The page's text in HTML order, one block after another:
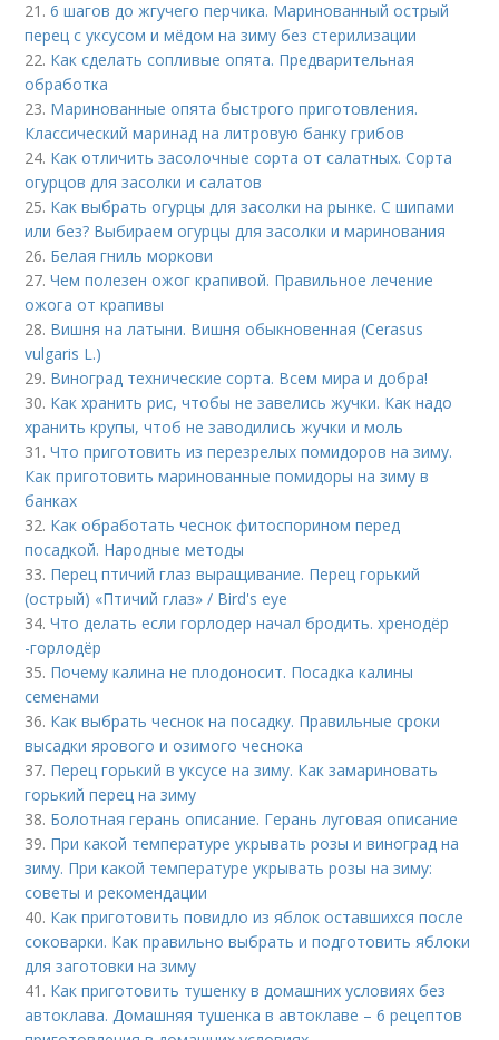
21.6 шагов до жгучего перчика. Маринованный острый
перец с уксусом и мёдом на зиму без стерилизации
22. Как сделать сопливые опята. Предварительная
обработка
23. Маринованные опята быстрого приготовления.
Классический маринад на литровую банку грибов
24. Как отличить засолочные сорта от салатных. Сорта
огурцов для засолки и салатов
25. Как выбрать огурцы для засолки на рынке. С шипами
или без? Выбираем огурцы для засолки и маринования
26. Белая гниль моркови
27.Чем полезен ожог крапивой. Правильное лечение
ожога от крапивы
28. Вишня на латыни. Вишня обыкновенная (Cerasus
vulgaris L.)
29. Виноград технические сорта. Всем мира и добра!
30. Как хранить рис, чтобы не завелись жучки. Как надо
хранить крупы, чтоб не заводились жучки и моль
31.Что приготовить из перезрелых помидоров на зиму.
Как приготовить маринованные помидоры на зиму в
банках
32. Как обработать чеснок фитоспорином перед
посадкой. Народные методы
33. Перец птичий глаз выращивание. Перец горький
(острый) «Птичий глаз» / Bird's eye
34.Что делать если горлодер начал бродить. хренодёр
-горлодёр
35. Почему калина не плодоносит. Посадка калины
семенами
36. Как выбрать чеснок на посадку. Правильные сроки
высадки ярового и озимого чеснока
37. Перец горький в уксусе на зиму. Как замариновать
горький перец на зиму
38. Болотная герань описание. Герань луговая описание
39. При какой температуре укрывать розы и виноград на
зиму. При какой температуре укрывать розы на зиму:
советы и рекомендации
40. Как приготовить повидло из яблок оставшихся после
соковарки. Как правильно выбрать и подготовить яблоки
для заготовки на зиму
41. Как приготовить тушенку в домашних условиях без
автоклава. Домашняя тушенка в автоклаве – 6 рецептов